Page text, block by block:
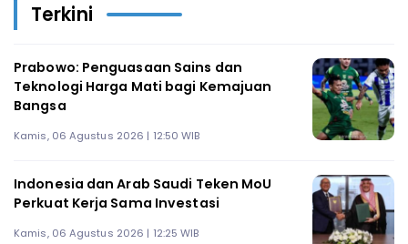
Terkini
Prabowo: Penguasaan Sains dan
Teknologi Harga Mati bagi Kemajuan
Bangsa
Kamis, 06 Agustus 2026 | 12:50 WIB
Indonesia dan Arab Saudi Teken MoU
Perkuat Kerja Sama Investasi
Kamis, 06 Agustus 2026 | 12:25 WIB